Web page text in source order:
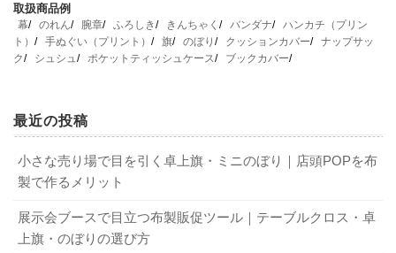
い出ということで、学校の校章などが入ったオリジナルの
品物が配られる場合も多いでしょう。一例をあげると
お皿
などです。
一昔前は、印刷技術も限られていましたので、マグカップ
やタオルなどに校章や学校名を印刷したものが配られるこ
3-1．進学先でも使えるものを贈る
ものを選ぶのもひとつの方法です。たとえばペンケースや
ランチョンマットならば、中学校や高校でも使うでしょ
う。さらに、ハンカチならば社会人になっても十分使えま
ト感覚で校章を刺繍してみてはいかがでしょうか？ 校章は
取扱商品例
幕 のれん 腕章 ふろしき きんちゃく バンダナ
ハンカチ（プリン
ト）
手ぬぐい（プリント） 旗 のぼり クッションカバー
ナップサッ
ク
シュシュ ポケットティッシュケース ブックカバー
最近の投稿
小さな売り場で目を引く卓上旗・ミニのぼり｜店頭POPを布
製で作るメリット
展示会ブースで目立つ布製販促ツール｜テーブルクロス・卓
上旗・のぼりの選び方